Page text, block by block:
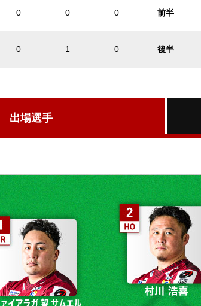
0 0 0 前半
0 1 0 後半
出場選手